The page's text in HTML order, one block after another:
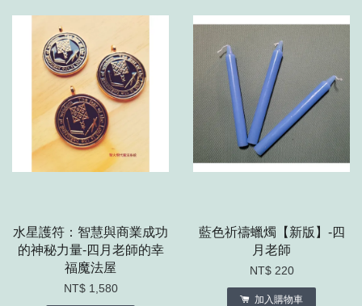
水星護符：智慧與商業成功
的神秘力量-四月老師的幸
福魔法屋
NT$ 1,580
藍色祈禱蠟燭【新版】-四
月老師
NT$ 220
加入購物車